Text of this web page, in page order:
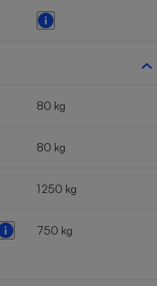
80 kg
80 kg
1 250 kg
750 kg